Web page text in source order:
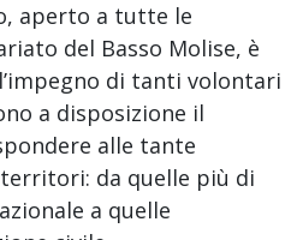
aperto a tutte le
del Basso Molise, è
di tanti volontari
a disposizione il
alle tante
da quelle più di
a quelle